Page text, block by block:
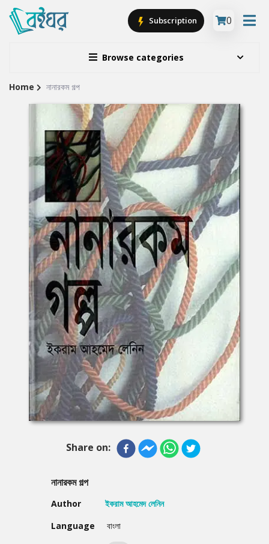
Browse categories
Subscription 0
Site
Breadcrumb
Home নানারকম গল্প
Share on:
নানারকম গল্প
Author
ইকরাম আহমেদ লেনিন
Language
বাংলা